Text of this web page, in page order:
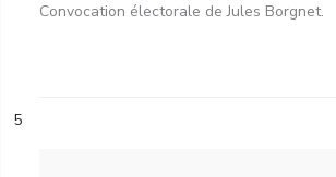
Convocation électorale de Jules Borgnet.
5